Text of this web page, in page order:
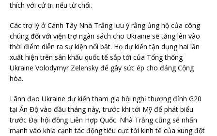
thích với cử tri nếu từ chối.
Các trợ lý ở Cánh Tây Nhà Trắng lưu ý rằng ủng hộ của công
chúng đối với viện trợ ngân sách cho Ukraine sẽ tăng lên vào
thời điểm diễn ra sự kiện nổi bật. Họ dự kiến tận dụng hai lần
xuất hiện trên sân khấu quốc tế sắp tới của Tổng thống
Ukraine Volodymyr Zelensky để gây sức ép cho đảng Cộng
hòa.
Lãnh đạo Ukraine dự kiến tham gia hội nghị thượng đỉnh G20
tại Ấn Độ vào đầu tháng này, trước khi tới Mỹ để phát biểu
trước Đại hội đồng Liên Hợp Quốc. Nhà Trắng cũng sẽ nhấn
mạnh vào khía cạnh tác động tiêu cực tới kinh tế của xung đột